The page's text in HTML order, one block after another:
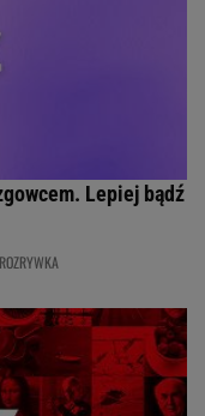
Lepiej bądź
ROZRYWKA